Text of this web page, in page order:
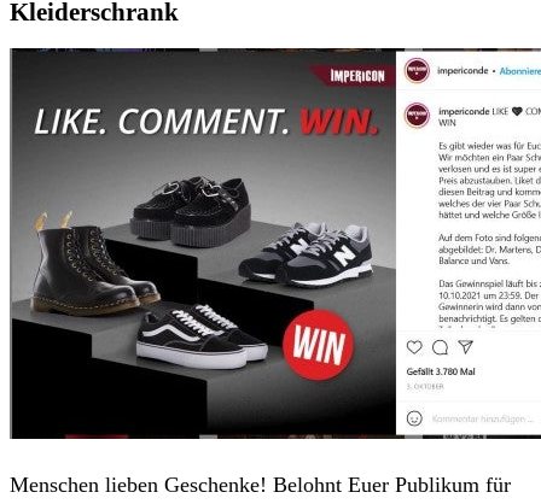
Kleiderschrank
Menschen lieben Geschenke! Belohnt Euer Publikum für